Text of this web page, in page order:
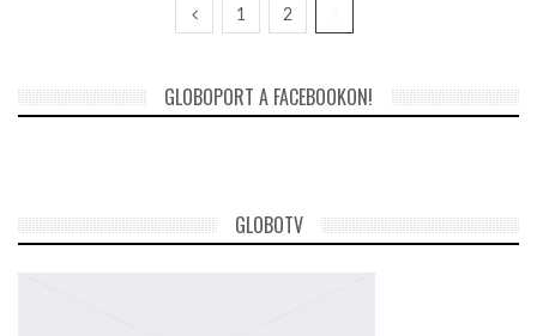
TROPICALMAGAZIN
AFRIKA TUDÁSTÁR
1 2
GLOBOPORT A FACEBOOKON!
GLOBOTV